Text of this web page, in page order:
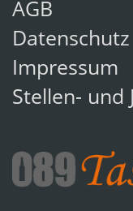
AGB
Datenschutz
Impressum
Stellen- und